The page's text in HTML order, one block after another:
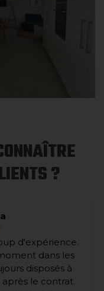
?
d'expérience.
dans les
disposés à
le contrat.